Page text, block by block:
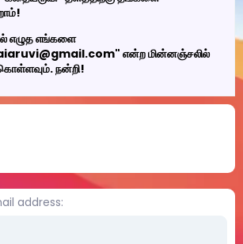
எழுத எங்களை
என்ற மின்னஞ்சலில்
நன்றி!
address